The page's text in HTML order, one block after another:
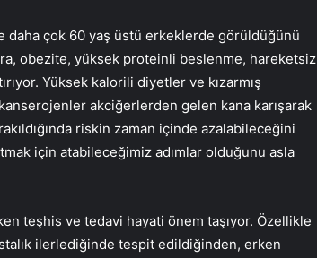
daha çok 60 yaş üstü erkeklerde görüldüğünü
obezite, yüksek proteinli beslenme, hareketsiz
Yüksek kalorili diyetler ve kızarmış
akciğerlerden gelen kana karışarak
riskin zaman içinde azalabileceğini
için atabileceğimiz adımlar olduğunu asla
teşhis ve tedavi hayati önem taşıyor. Özellikle
ilerlediğinde tespit edildiğinden, erken